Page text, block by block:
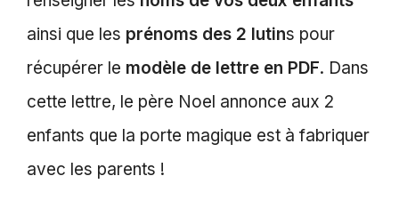
ainsi que les prénoms des 2 lutins pour
récupérer le modèle de lettre en PDF. Dans
cette lettre, le père Noel annonce aux 2
enfants que la porte magique est à fabriquer
avec les parents !